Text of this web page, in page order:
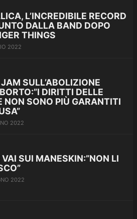
L’INCREDIBILE RECORD
DALLA BAND DOPO
THINGS
2022
SULL’ABOLIZIONE
DIRITTI DELLE
NON SONO PIÙ GARANTITI
2022
SUI MANESKIN:”NON LI
2022